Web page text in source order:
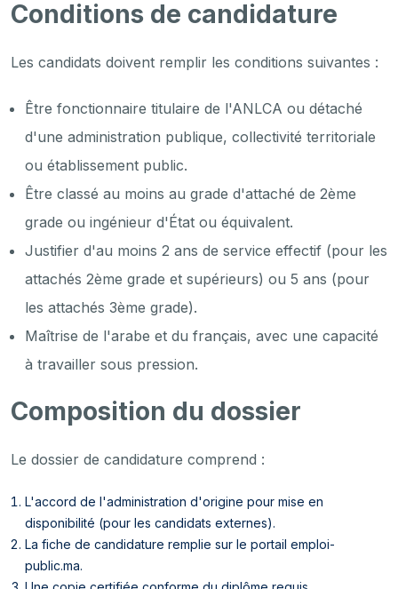
Conditions de candidature
Les candidats doivent remplir les conditions suivantes :
Être fonctionnaire titulaire de l'ANLCA ou détaché
d'une administration publique, collectivité territoriale
ou établissement public.
Être classé au moins au grade d'attaché de 2ème
grade ou ingénieur d'État ou équivalent.
Justifier d'au moins 2 ans de service effectif (pour les
attachés 2ème grade et supérieurs) ou 5 ans (pour
les attachés 3ème grade).
Maîtrise de l'arabe et du français, avec une capacité
à travailler sous pression.
Composition du dossier
Le dossier de candidature comprend :
L'accord de l'administration d'origine pour mise en
disponibilité (pour les candidats externes).
La fiche de candidature remplie sur le portail emploi-
public.ma.